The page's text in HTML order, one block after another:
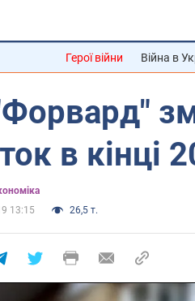
Герої війни Війна в
в кінці
13:15
26,5 т.